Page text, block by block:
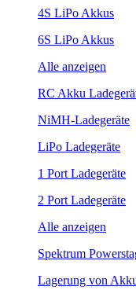
4S LiPo Akkus
6S LiPo Akkus
Alle anzeigen
RC Akku
NiMH-Ladegeräte
LiPo Ladegeräte
1 Port Ladegeräte
2 Port Ladegeräte
Alle anzeigen
Spektrum
Lagerung von